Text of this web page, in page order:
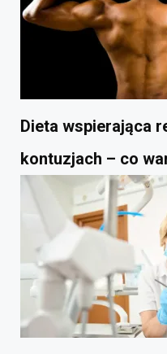
Dieta wspierająca
kontuzjach – co